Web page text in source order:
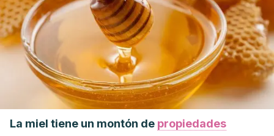
La miel tiene un montón de propiedades